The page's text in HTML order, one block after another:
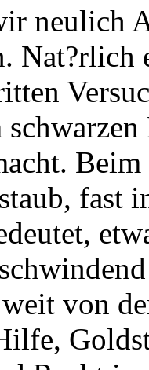
neulich
Nat?rlich
fast
von